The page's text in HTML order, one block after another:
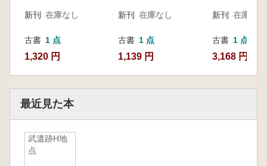
新刊 在庫なし
古書 1 点
1,320 円
新刊 在庫なし
古書 1 点
1,139 円
新刊 在庫なし
古書 1 点
3,168 円
最近見た本
武遺跡H地
点